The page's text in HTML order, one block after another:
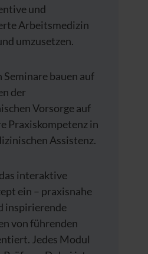
und
Arbeitsmedizin
umzusetzen.
Seminare bauen auf
der
Vorsorge auf
Praxiskompetenz in
Assistenz.
interaktive
ein – praxisnahe
inspirierende
von führenden
Jedes Modul